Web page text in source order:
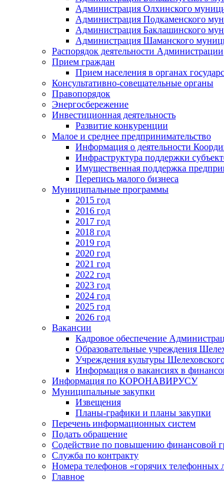
Администрация Олхинского
Администрация Подкаменского
Администрация Баклашинского
Администрация Шаманского
Распорядок деятельности Администрации
Прием граждан
Прием населения в органах
Консультативно-совещательные органы
Правопорядок
Энергосбережение
Инвестиционная деятельность
Развитие конкуренции
Малое и среднее предпринимательство
Информация о деятельности
Инфраструктура поддержки
Имущественная поддержка
Перепись малого бизнеса
Муниципальные программы
2015 год
2016 год
2017 год
2018 год
2019 год
2020 год
2021 год
2022 год
2023 год
2024 год
2025 год
2026 год
Вакансии
Кадровое обеспечение
Образовательные учреждения
Учреждения культуры
Информация о вакансиях в
Информация по КОРОНАВИРУСУ
Муниципальные закупки
Извещения
Планы-графики и планы закупки
Перечень информационных систем
Подать обращение
Содействие по повышению финансовой
Служба по контракту
Номера телефонов «горячих телефонных
Главное